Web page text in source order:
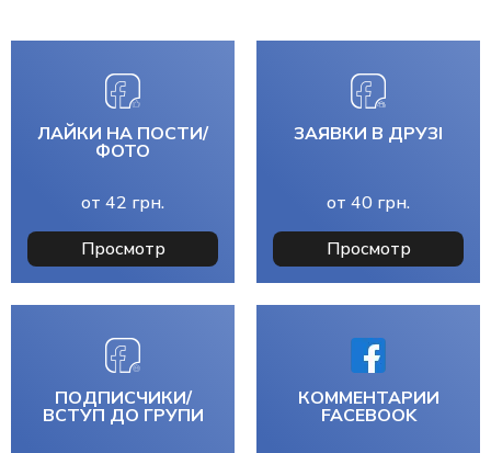
ЛАЙКИ НА ПОСТИ/
ФОТО
от 42 грн.
Просмотр
ЗАЯВКИ В ДРУЗІ
от 40 грн.
Просмотр
ПОДПИСЧИКИ/
ВСТУП ДО ГРУПИ
КОММЕНТАРИИ
FACEBOOK